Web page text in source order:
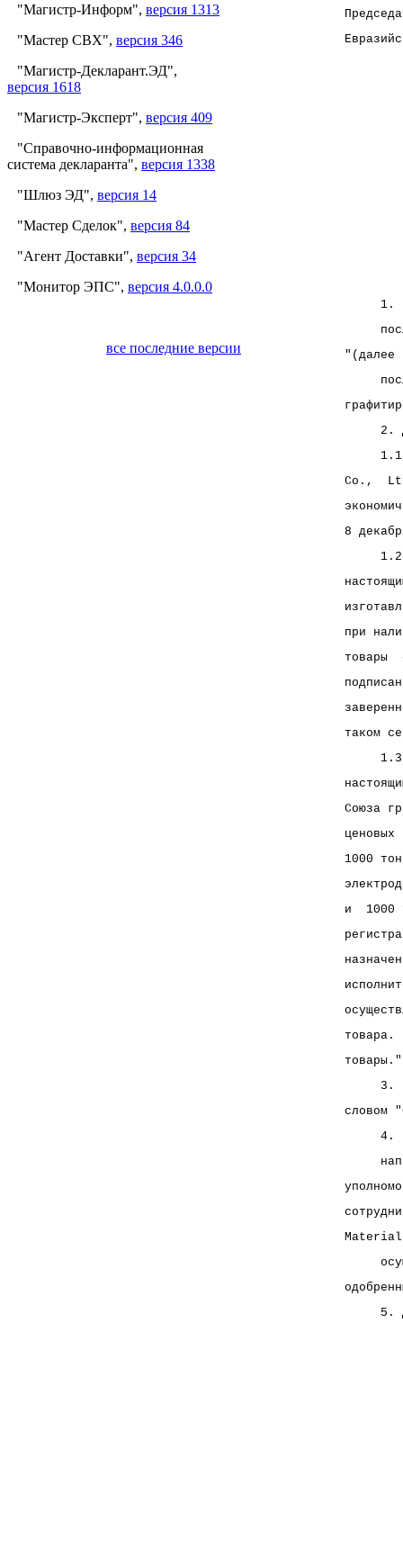
"Магистр-Информ", версия 1313
"Мастер СВХ", версия 346
"Магистр-Декларант.ЭД",
версия 1618
"Магистр-Эксперт", версия 409
"Справочно-информационная
система декларанта", версия 1338
"Шлюз ЭД", версия 14
"Мастер Сделок", версия 84
"Агент Доставки", версия 34
"Монитор ЭПС", версия 4.0.0.0
все последние версии
1. В
после
после
2.
1.1.
Co.,
8
1.2.
при
товары
таком
1.3.
Союза
ценовых
1000
и  1000
товара.
3. В
словом
4.
5.